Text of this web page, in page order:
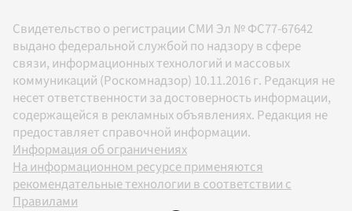
Свидетельство о регистрации СМИ Эл № ФС77-67642
выдано федеральной службой по надзору в сфере
связи, информационных технологий и массовых
коммуникаций (Роскомнадзор) 10.11.2016 г. Редакция не
несет ответственности за достоверность информации,
содержащейся в рекламных объявлениях. Редакция не
предоставляет справочной информации.
Информация об ограничениях
На информационном ресурсе применяются
рекомендательные технологии в соответствии с
Правилами